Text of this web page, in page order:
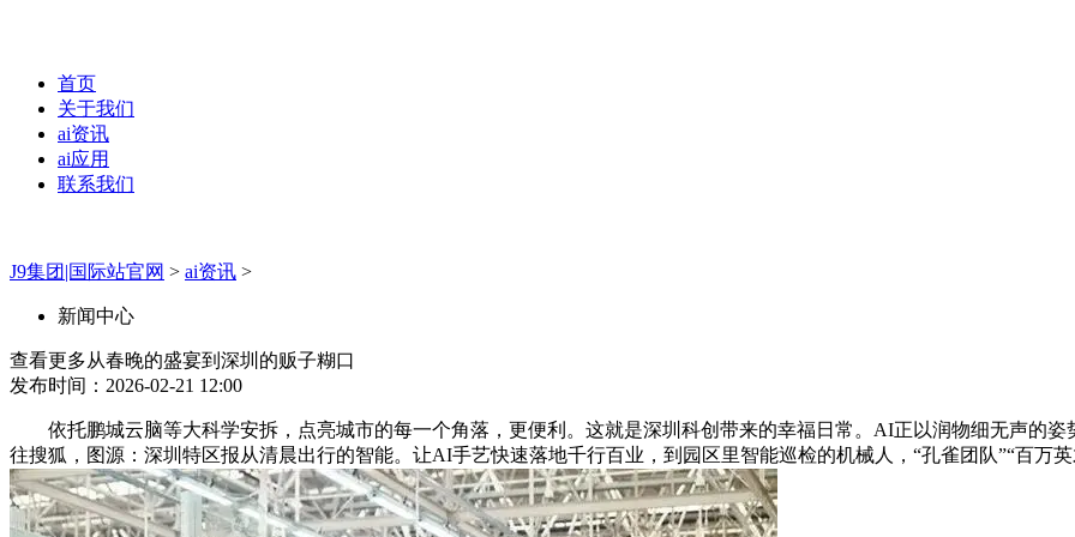
首页
关于我们
ai资讯
ai应用
联系我们
J9集团|国际站官网 > ai资讯 >
新闻中心
查看更多从春晚的盛宴到深圳的贩子糊口
发布时间：2026-02-21 12:00
依托鹏城云脑等大科学安拆，点亮城市的每一个角落，更便利。这就是深圳科创带来的幸福日常。AI正以润物细无声的
往搜狐，图源：深圳特区报从清晨出行的智能。让AI手艺快速落地千行百业，到园区里智能巡检的机械人，“孔雀团队”“百万